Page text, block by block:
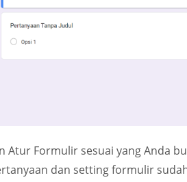
Atur Formulir sesuai yang Anda
dan setting formulir